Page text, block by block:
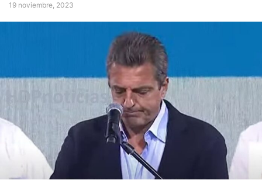
19 noviembre, 2023